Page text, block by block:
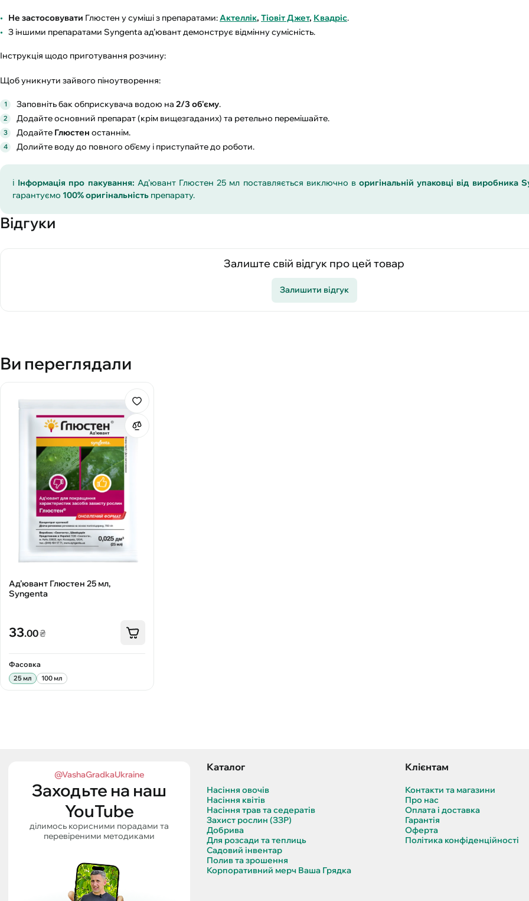
Не застосовувати Глюстен у суміші з препаратами: Актеллік, Тіовіт Джет, Квадріс.
З іншими препаратами Syngenta ад’ювант демонструє відмінну сумісність.
Інструкція щодо приготування розчину:
Щоб уникнути зайвого піноутворення:
Заповніть бак обприскувача водою на 2/3 об'єму.
Додайте основний препарат (крім вищезгаданих) та ретельно перемішайте.
Додайте Глюстен останнім.
Долийте воду до повного об'єму і приступайте до роботи.
ℹ️ Інформація про пакування: Ад’ювант Глюстен 25 мл поставляється виключно воригінальній упаковці від виробника
гарантуємо 100% оригінальність препарату.
Відгуки
Залиште свій відгук про цей товар
Залишити відгук
Ви переглядали
Ад’ювант Глюстен 25 мл,
Syngenta
33.00₴
Фасовка
25 мл 100 мл
@VashaGradkaUkraine
Заходьте на наш
YouTube
ділимось корисними порадами та
перевіреними методиками
Каталог
Насіння овочів
Насіння квітів
Насіння трав та седератів
Захист рослин (ЗЗР)
Добрива
Для розсади та теплиць
Садовий інвентар
Полив та зрошення
Корпоративний мерч Ваша Грядка
Клієнтам
Контакти та магазини
Про нас
Оплата і доставка
Гарантія
Оферта
Політика конфіденційності